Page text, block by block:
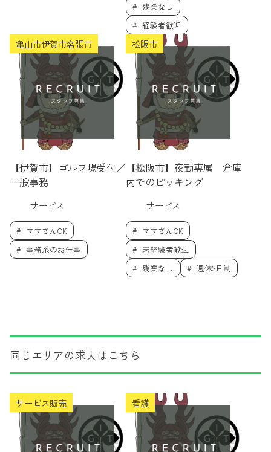
残業なし
経験者歓迎
亀山市伊賀市名張市
【伊賀市】ゴルフ場受付／
一般事務
サービス
ママさんOK
事務系のお仕事
松阪市
【松阪市】夜勤専属 倉庫
内でのピッキング
サービス
ママさんOK
未経験者歓迎
残業なし
週休2日制
同じエリアの求人はこちら
サービス販売 看護